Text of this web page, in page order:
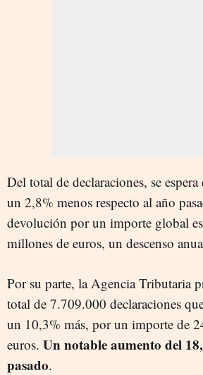
Del total de declaraciones, se
un 2,8% menos respecto al año
devolución por un importe global
millones de euros, un descenso
Por su parte, la Agencia Tributaria
total de 7.709.000 declaraciones
un 10,3% más, por un importe de
euros. Un notable aumento del
pasado.